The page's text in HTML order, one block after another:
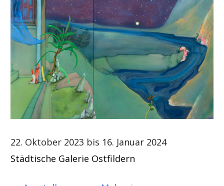
22. Oktober 2023 bis 16. Januar 2024
Städtische Galerie Ostfildern